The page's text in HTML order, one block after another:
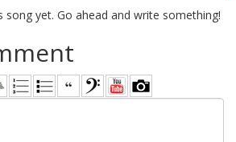
yet. Go ahead and write something!